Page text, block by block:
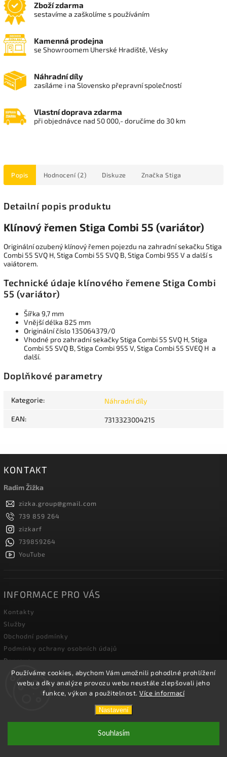
Používáme cookies, abychom Vám umožnili pohodlné prohlížení
webu a díky analýze provozu webu neustále zlepšovali jeho
funkce, výkon a použitelnost. Více informací
Nastavení
Souhlasím
Zboží zdarma
sestavíme a zaškolíme s používáním
Kamenná prodejna
se Showroomem Uherské Hradiště, Vésky
Náhradní díly
zasíláme i na Slovensko přepravní společností
Vlastní doprava zdarma
při objednávce nad 50 000,- doručíme do 30 km
Popis Hodnocení (2) Diskuze Značka Stiga
Detailní popis produktu
Klínový řemen Stiga Combi 55 (variátor)
Originální ozubený klínový řemen pojezdu na zahradní sekačku Stiga
Combi 55 SVQ H, Stiga Combi 55 SVQ B, Stiga Combi 955 V a další s
vaiátorem.
Technické údaje klínového řemene Stiga Combi
55 (variátor)
Šířka 9,7 mm
Vnější délka 825 mm
Originální číslo 135064379/0
Vhodné pro zahradní sekačky Stiga Combi 55 SVQ H, Stiga
Combi 55 SVQ B, Stiga Combi 955 V, Stiga Combi 55 SVEQ H a
další.
Doplňkové parametry
Kategorie: Náhradní díly
EAN: 7313323004215
KONTAKT
Radim Žižka
zizka.group@gmail.com
739 859 264
zizkarf
739859264
YouTube
INFORMACE PRO VÁS
Kontakty
Služby
Obchodní podmínky
Podmínky ochrany osobních údajů
Doprava
Blog zahradní techniky
Žižka R&F s.r.o.. Všechna práva vyhrazena.
Shoptet| DesignShoptak.cz.